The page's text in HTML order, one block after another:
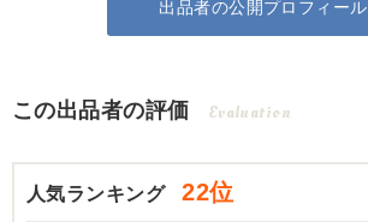
出品者の公開プロフィール
この出品者の評価 Evaluation
人気ランキング 22位